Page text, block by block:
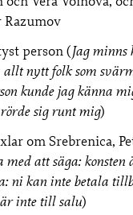
Razumov
person (Jag
nytt folk som
kunde jag känna
sig runt mig)
om Srebrenica,
att säga: konsten
ni kan inte betala
inte till salu)